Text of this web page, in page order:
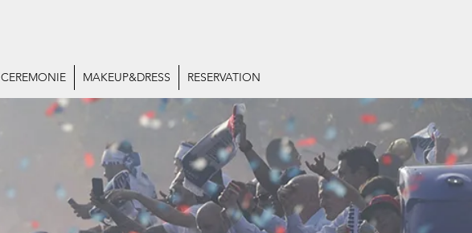
CEREMONIE MAKEUP&DRESS RESERVATION